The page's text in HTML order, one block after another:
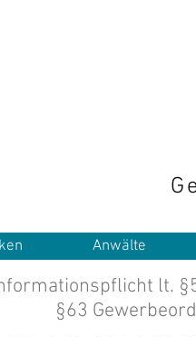
Anwälte
lt.
§63